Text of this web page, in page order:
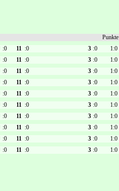
Punkte
:0 11 :0 3 :0 1:0
:0 11 :0 3 :0 1:0
:0 11 :0 3 :0 1:0
:0 11 :0 3 :0 1:0
:0 11 :0 3 :0 1:0
:0 11 :0 3 :0 1:0
:0 11 :0 3 :0 1:0
:0 11 :0 3 :0 1:0
:0 11 :0 3 :0 1:0
:0 11 :0 3 :0 1:0